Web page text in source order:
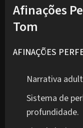
Afinações
Tom
AFINAÇÕES
Narrativa
Sistema de
profundidade.